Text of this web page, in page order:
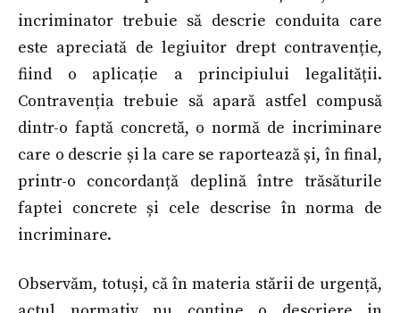
incriminator trebuie să descrie conduita care
este apreciată de legiuitor drept contravenție,
fiind o aplicație a principiului legalității.
Contravenția trebuie să apară astfel compusă
dintr-o faptă concretă, o normă de incriminare
care o descrie și la care se raportează și, în final,
printr-o concordanță deplină între trăsăturile
faptei concrete și cele descrise în norma de
incriminare.
Observăm, totuși, că în materia stării de urgență,